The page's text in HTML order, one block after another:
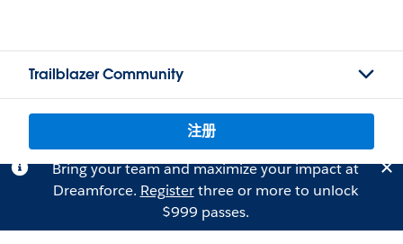
Trailblazer Community
注册
Bring your team and maximize your impact at
Dreamforce. Registerthree or more to unlock
$999 passes.